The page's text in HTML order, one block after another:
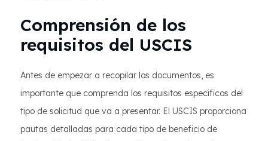
Comprensión de los
requisitos del USCIS
Antes de empezar a recopilar los documentos, es
importante que comprenda los requisitos específicos del
tipo de solicitud que va a presentar. El USCIS proporciona
pautas detalladas para cada tipo de beneficio de